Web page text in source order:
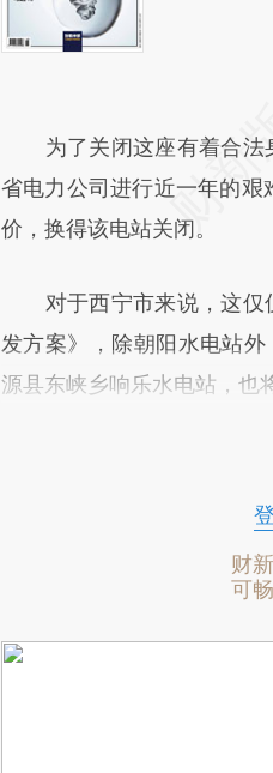
为了关闭这座有着合法
省电力公司进行近一年的
价，换得该电站关闭。
对于西宁市来说，这仅
发方案》，除朝阳水电站
源县东峡乡响乐水电站，也
财
可